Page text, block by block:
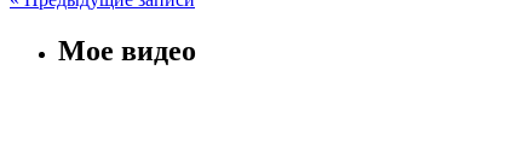
Мое видео